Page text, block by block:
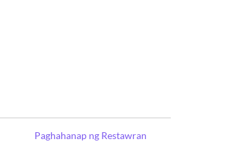
Paghahanap ng Restawran